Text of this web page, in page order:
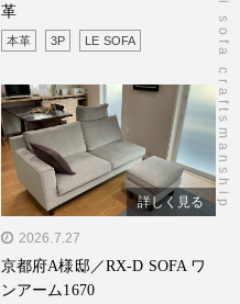
takumi sofa craftsmanship
革
本革 3P LE SOFA
" alt="京都府A様邸／RX-D
SOFA ワンアーム1670"/>
詳しく見る
2026.7.27
京都府A様邸／RX-D SOFA ワ
ンアーム1670